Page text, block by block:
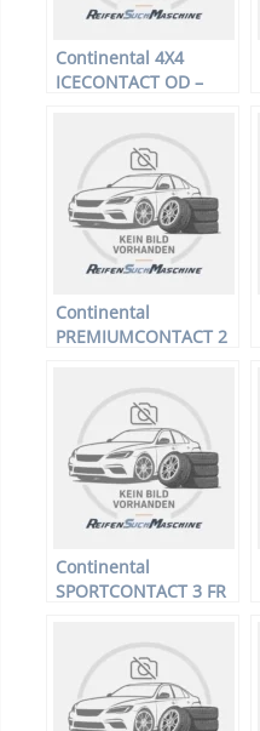
Continental 4X4
ICECONTACT OD –
235/55 R17 99Q –
Winterreifen
Continental
PREMIUMCONTACT 2
215/45 R16 86H –
Sommerreifen
Continental
SPORTCONTACT 3 FR
225/40 R18 92Y –
Sommerreifen